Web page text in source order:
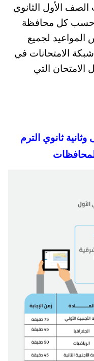
الأول الثانوي
والثاني الثانوي الترم الأول 2021 حسب كل محافظة
المواعيد لجميع
الامتحانات في
التي
ثانوي الترم